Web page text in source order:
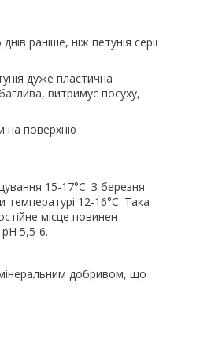
раніше, ніж петунія серії
дуже пластична
витримує посуху,
на поверхню
15-17°C. З березня
12-16°C. Така
місце повинен
5,5-6.
добривом, що